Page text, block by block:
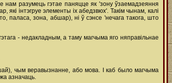
разумець гэтае паняцце як 'зону ўзаемадзеяння
інтэгруе элементы іх абедзвюх'. Такім чынам, калі
паласа, зона, абшар), ні ў сэнсе 'нечага такога, што
- недакладным, а таму магчыма яго няправільнае
чым веравызнанне, або мова. І каб было магчыма
азначаць.